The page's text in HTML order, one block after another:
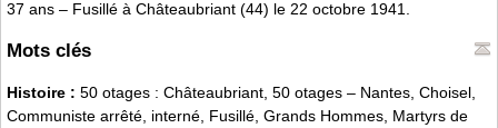
37 ans – Fusillé à Châteaubriant (44) le 22 octobre 1941.
Mots clés
Histoire : 50 otages : Châteaubriant, 50 otages – Nantes, Choisel,
Communiste arrêté, interné, Fusillé, Grands Hommes, Martyrs de